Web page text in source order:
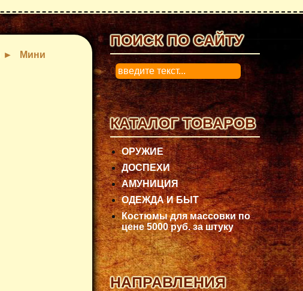
Мини
ПОИСК ПО САЙТУ
0
КАТАЛОГ ТОВАРОВ
ОРУЖИЕ
ДОСПЕХИ
АМУНИЦИЯ
ОДЕЖДА И БЫТ
Костюмы для массовки по
цене 5000 руб. за штуку
НАПРАВЛЕНИЯ